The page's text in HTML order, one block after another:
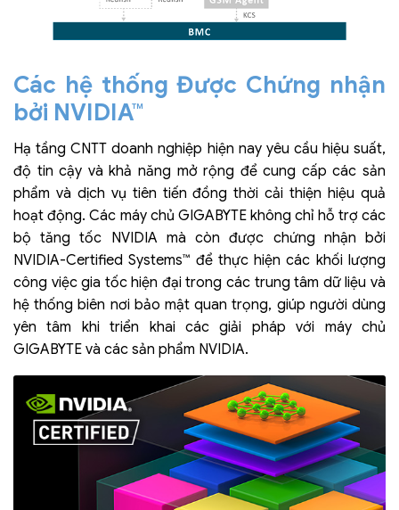
Các hệ thống Được Chứng nhận
bởi NVIDIA™
Hạ tầng CNTT doanh nghiệp hiện nay yêu cầu hiệu suất,
độ tin cậy và khả năng mở rộng để cung cấp các sản
phẩm và dịch vụ tiên tiến đồng thời cải thiện hiệu quả
hoạt động. Các máy chủ GIGABYTE không chỉ hỗ trợ các
bộ tăng tốc NVIDIA mà còn được chứng nhận bởi
NVIDIA-Certified Systems™ để thực hiện các khối lượng
công việc gia tốc hiện đại trong các trung tâm dữ liệu và
hệ thống biên nơi bảo mật quan trọng, giúp người dùng
yên tâm khi triển khai các giải pháp với máy chủ
GIGABYTE và các sản phẩm NVIDIA.